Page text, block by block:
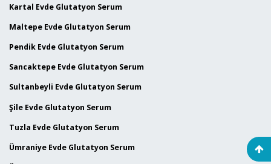
Kartal Evde Glutatyon Serum
Maltepe Evde Glutatyon Serum
Pendik Evde Glutatyon Serum
Sancaktepe Evde Glutatyon Serum
Sultanbeyli Evde Glutatyon Serum
Şile Evde Glutatyon Serum
Tuzla Evde Glutatyon Serum
Ümraniye Evde Glutatyon Serum